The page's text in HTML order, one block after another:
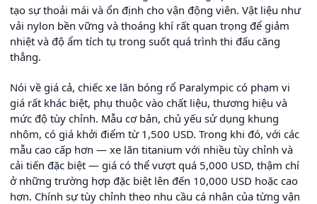
tạo sự thoải mái và ổn định cho vận động viên. Vật liệu như
vải nylon bền vững và thoáng khí rất quan trọng để giảm
nhiệt và độ ẩm tích tụ trong suốt quá trình thi đấu căng
thẳng.
Nói về giá cả, chiếc xe lăn bóng rổ Paralympic có phạm vi
giá rất khác biệt, phụ thuộc vào chất liệu, thương hiệu và
mức độ tùy chỉnh. Mẫu cơ bản, chủ yếu sử dụng khung
nhôm, có giá khởi điểm từ 1,500 USD. Trong khi đó, với các
mẫu cao cấp hơn — xe lăn titanium với nhiều tùy chỉnh và
cải tiến đặc biệt — giá có thể vượt quá 5,000 USD, thậm chí
ở những trường hợp đặc biệt lên đến 10,000 USD hoặc cao
hơn. Chính sự tùy chỉnh theo nhu cầu cá nhân của từng vận